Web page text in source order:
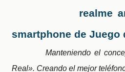
realme
smartphone de Juego
Manteniendo el
Real». Creando el mejor